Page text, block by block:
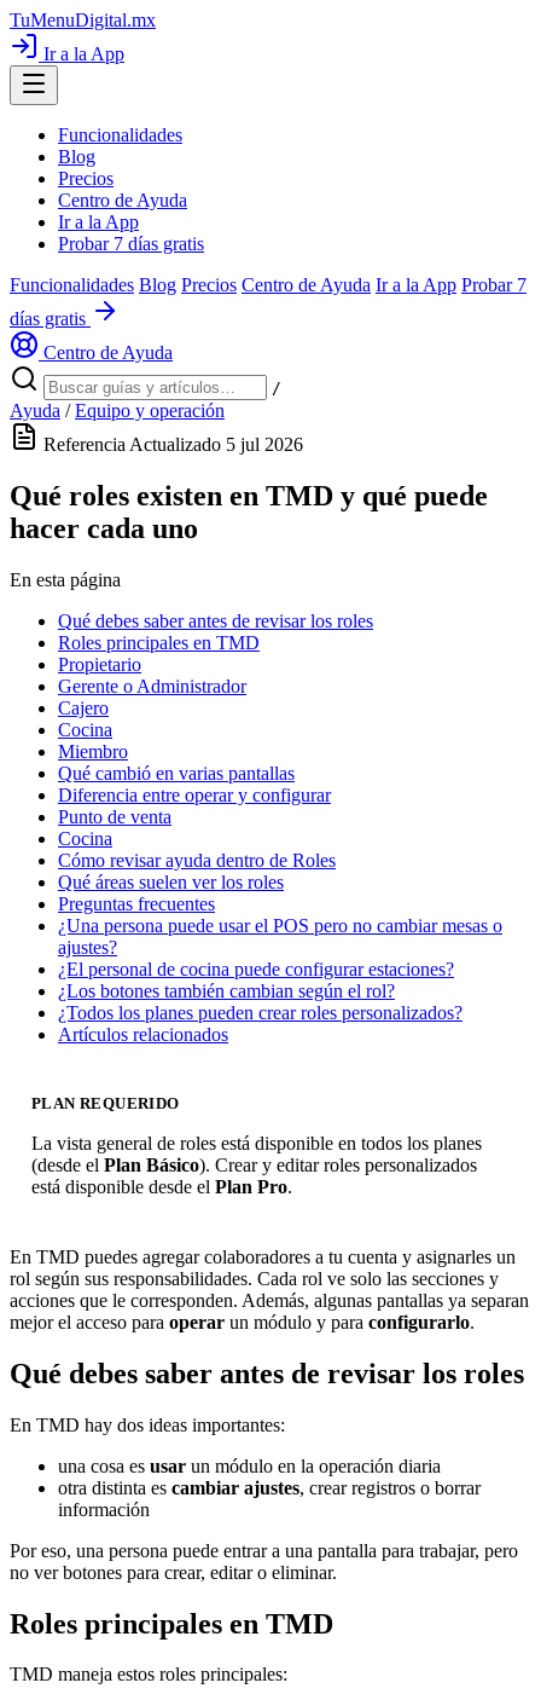
TuMenuDigital.mx
Ir a la App
Funcionalidades
Blog
Precios
Centro de Ayuda
Ir a la App
Probar 7 días gratis
Funcionalidades Blog Precios Centro de Ayuda Ir a la App Probar 7
días gratis
Centro de Ayuda
/
Ayuda / Equipo y operación
Referencia Actualizado 5 jul 2026
Qué roles existen en TMD y qué puede
hacer cada uno
En esta página
Qué debes saber antes de revisar los roles
Roles principales en TMD
Propietario
Gerente o Administrador
Cajero
Cocina
Miembro
Qué cambió en varias pantallas
Diferencia entre operar y configurar
Punto de venta
Cocina
Cómo revisar ayuda dentro de Roles
Qué áreas suelen ver los roles
Preguntas frecuentes
¿Una persona puede usar el POS pero no cambiar mesas o
ajustes?
¿El personal de cocina puede configurar estaciones?
¿Los botones también cambian según el rol?
¿Todos los planes pueden crear roles personalizados?
Artículos relacionados
PLAN REQUERIDO
La vista general de roles está disponible en todos los planes
(desde el Plan Básico). Crear y editar roles personalizados
está disponible desde el Plan Pro.
En TMD puedes agregar colaboradores a tu cuenta y asignarles un
rol según sus responsabilidades. Cada rol ve solo las secciones y
acciones que le corresponden. Además, algunas pantallas ya separan
mejor el acceso para operar un módulo y para configurarlo.
Qué debes saber antes de revisar los roles
En TMD hay dos ideas importantes:
una cosa es usar un módulo en la operación diaria
otra distinta es cambiar ajustes, crear registros o borrar
información
Por eso, una persona puede entrar a una pantalla para trabajar, pero
no ver botones para crear, editar o eliminar.
Roles principales en TMD
TMD maneja estos roles principales: